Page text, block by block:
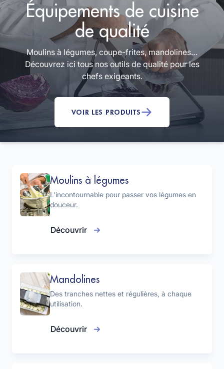
Équipements de cuisine
de qualité
Moulins à légumes, coupe-frites, mandolines…
Découvrez ici tous nos outils de qualité pour les
chefs exigeants.
VOIR LES PRODUITS
Moulins à légumes
L'incontournable pour passer vos légumes en
douceur.
Découvrir
Mandolines
Des tranches nettes et régulières, à chaque
utilisation.
Découvrir